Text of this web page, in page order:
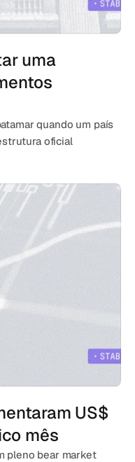
uma
quando um país
oficial
US$
mês
pleno bear market